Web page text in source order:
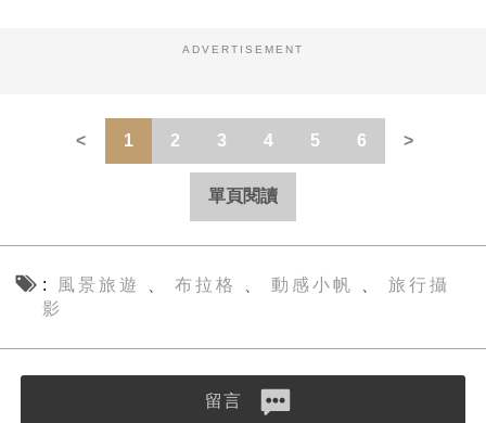
ADVERTISEMENT
1 2 3 4 5 6
單頁閱讀
風景旅遊 布拉格 動感小帆
旅行攝
影
留言